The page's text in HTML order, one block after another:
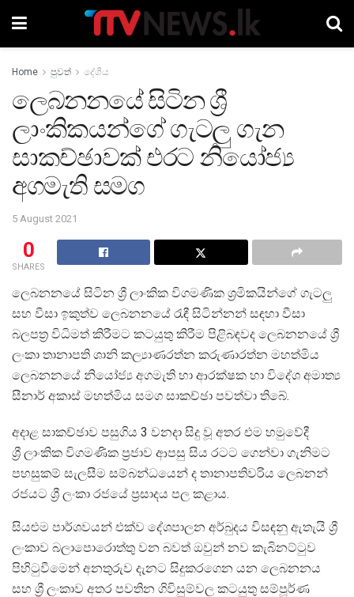
Home පුවත් දේශීය
ලෙබනනයේ සිටින ශ්‍රී
ලාංකිකයන්ගේ ගැටලු ගැන
සාකච්ඡාවක් එරට නියෝජ්‍ය
අගමැති සමග
5 August 2021
0
SHARES
ලෙබනනයේ සිටින ශ්‍රී ලාංකික විගමණික ශ්‍රමිකයින්ගේ ගැටලු
සහ වීසා ඉකුත්ව ලෙබනනයේ රැඳී සිටින්නන් සඳහා වීසා
බලපත්‍ර විධිමත් කිරීමට කටයුතු කිරීම පිළිබඳවද ලෙබනනයේ ශ්‍රී
ලංකා තානාපති ශානි කල්‍යාණරත්න කරුණාරත්න මහත්මිය
ලෙබනනයේ නියෝජ්‍ය අගමැති හා ආරක්ෂක හා විදේශ අමාත්‍ය
සීනාර් අකාස් මහත්මිය සමග සාකච්ඡා පවත්වා තිබේ.
අදාළ සාකච්ඡාව පසුගිය 3 වනදා සිදු වූ අතර එම හමුවේදී
ශ්‍රී ලාංකික විගමණික ප්‍රජාව ආපසු සිය රටට ගෙන්වා ගැනිමට
පහසුකම් සැලසීම සම්බන්ධයෙන් ද තානාපතිවරිය ලෙබනන්
රජයට ශ්‍රී ලංකා රජයේ ප්‍රසාදය පල කළාය.
සියළුම පාර්ශවයන් එක්ව දේශපාලන අර්බුදය විසඳනු ඇතැයි ශ්‍රී
ලංකාව බලාපොරොත්තු වන බවත් ඔවුන් නව කැබිනට්ටුව
පිහිටුවීමෙන් අනතුරුව දැනට සිදුකරගෙන යන ලෙබනනය
සහ ශ්‍රී ලංකාව අතර පවතින ගිවිසුම්වල කටයුතු සම්පූර්ණ